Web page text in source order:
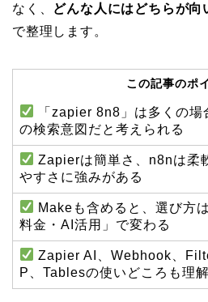
なく、 どんな人にはどちらが向
で整理します。
この記事のポ
「zapier 8n8」は多くの場
の検索意図だと考えられる
Zapierは簡単さ、n8nは柔
やすさに強みがある
Makeも含めると、選び方
料金・AI活用」で変わる
Zapier AI、Webhook、
P、Tablesの使いどころも理